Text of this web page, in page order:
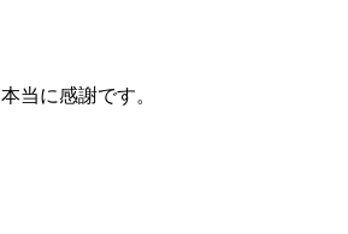
当に感謝です。